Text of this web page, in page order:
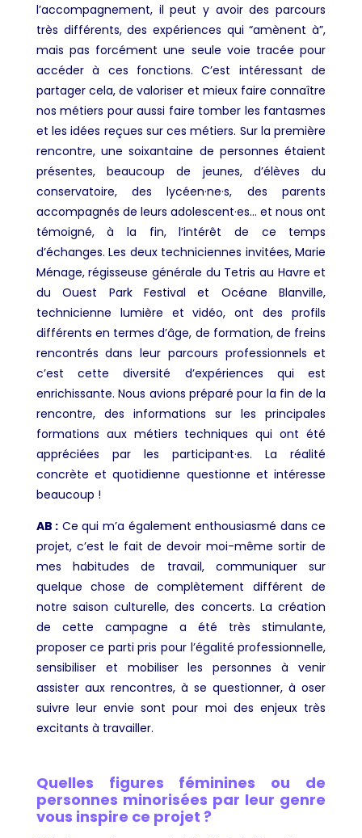
l’accompagnement, il peut y avoir des parcours
très différents, des expériences qui “amènent à”,
mais pas forcément une seule voie tracée pour
accéder à ces fonctions. C’est intéressant de
partager cela, de valoriser et mieux faire connaître
nos métiers pour aussi faire tomber les fantasmes
et les idées reçues sur ces métiers. Sur la première
rencontre, une soixantaine de personnes étaient
présentes, beaucoup de jeunes, d’élèves du
conservatoire, des lycéen·ne·s, des parents
accompagnés de leurs adolescent·es… et nous ont
témoigné, à la fin, l’intérêt de ce temps
d’échanges. Les deux techniciennes invitées, Marie
Ménage, régisseuse générale du Tetris au Havre et
du Ouest Park Festival et Océane Blanville,
technicienne lumière et vidéo, ont des profils
différents en termes d’âge, de formation, de freins
rencontrés dans leur parcours professionnels et
c’est cette diversité d’expériences qui est
enrichissante. Nous avions préparé pour la fin de la
rencontre, des informations sur les principales
formations aux métiers techniques qui ont été
appréciées par les participant·es. La réalité
concrète et quotidienne questionne et intéresse
beaucoup !
AB : Ce qui m’a également enthousiasmé dans ce
projet, c’est le fait de devoir moi-même sortir de
mes habitudes de travail, communiquer sur
quelque chose de complètement différent de
notre saison culturelle, des concerts. La création
de cette campagne a été très stimulante,
proposer ce parti pris pour l’égalité professionnelle,
sensibiliser et mobiliser les personnes à venir
assister aux rencontres, à se questionner, à oser
suivre leur envie sont pour moi des enjeux très
excitants à travailler.
Quelles figures féminines ou de
personnes minorisées par leur genre
vous inspire ce projet ?